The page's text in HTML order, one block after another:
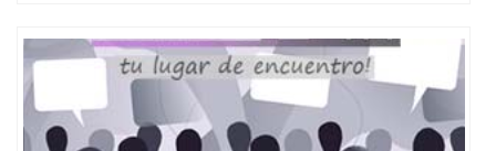
公司专业制作、办理、仿制、成绩单文凭、改成绩、
教育部学历学位认证、毕业证、成绩单、文凭、学历
文凭、假文凭假毕业证假学历书制作、假制作、办
理、仿制学位证书、毕业证文凭、文凭毕业证、毕业